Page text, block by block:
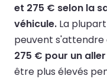
et 275 € selon la
véhicule. La
peuvent s'attendre
275 € pour un
être plus élevés